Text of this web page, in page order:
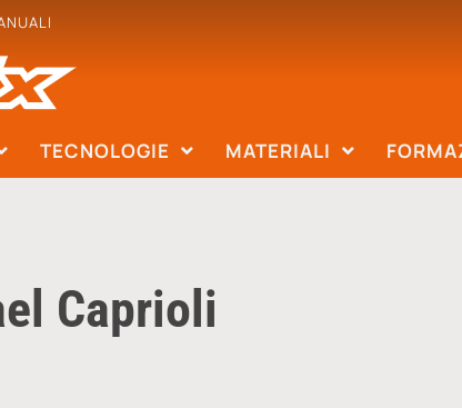
TECNOLOGIE MATERIALI
Caprioli